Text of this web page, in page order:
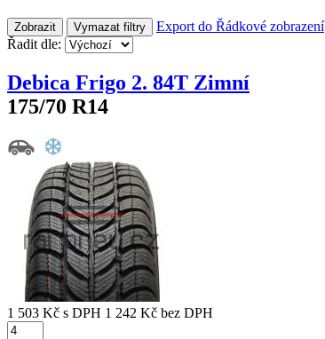
Zobrazit Vymazat filtry Export do Řádkové zobrazení
Řadit dle:
Debica Frigo 2. 84T Zimní
175/70 R14
1 503 Kč s DPH 1 242 Kč bez DPH